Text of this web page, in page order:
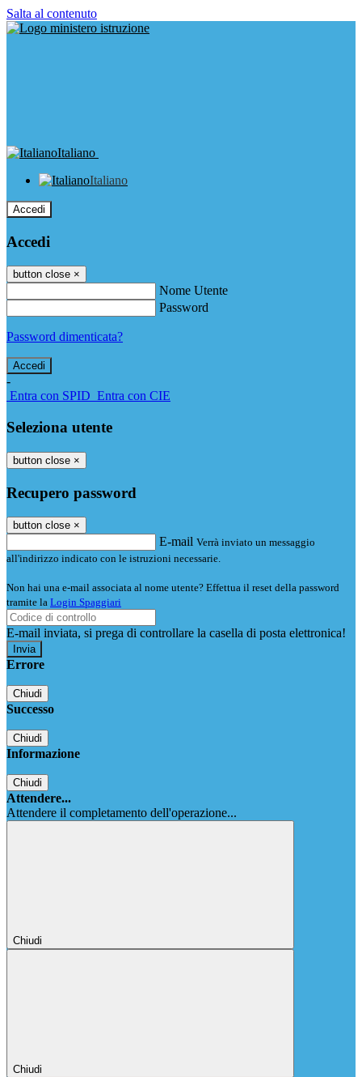
Salta al contenuto
Italiano
Italiano
Accedi
Accedi
button close ×
Nome Utente
Password
Password dimenticata?
-
Entra con SPID Entra con CIE
Seleziona utente
button close ×
Recupero password
button close ×
E-mail Verrà inviato un messaggio
all'indirizzo indicato con le istruzioni necessarie.
Non hai una e-mail associata al nome utente? Effettua il reset della password
tramite la Login Spaggiari
E-mail inviata, si prega di controllare la casella di posta elettronica!
Errore
Chiudi
Successo
Chiudi
Informazione
Chiudi
Attendere...
Attendere il completamento dell'operazione...
Chiudi
Chiudi